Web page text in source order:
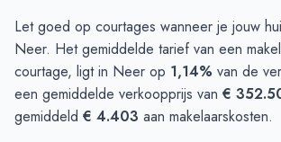
Let goed op courtages wanneer je jouw
Neer. Het gemiddelde tarief van een
courtage, ligt in Neer op 1,14% van de
een gemiddelde verkoopprijs van €
gemiddeld € 4.403 aan makelaarskosten.